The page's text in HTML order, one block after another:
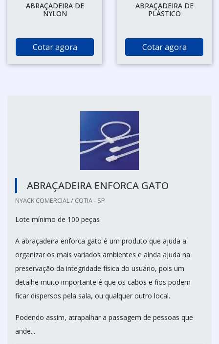
ABRAÇADEIRA DE
NYLON
Cotar agora
ABRAÇADEIRA DE
PLÁSTICO
Cotar agora
ABRAÇADEIRA ENFORCA GATO
NYACK COMERCIAL / COTIA - SP
Lote mínimo de 100 peças
A abraçadeira enforca gato é um produto que ajuda a
organizar os mais variados ambientes e ainda ajuda na
preservação da integridade física do usuário, pois um
detalhe muito importante é que os cabos e fios podem
ficar dispersos pela sala, ou qualquer outro local.
Podendo assim, atrapalhar a passagem de pessoas que
ande...